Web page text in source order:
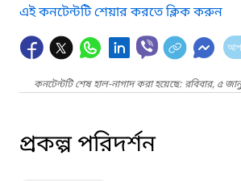
এই কনটেন্টটি শেয়ার করতে ক্লিক করুন
কনটেন্টটি শেষ হাল-নাগাদ করা হয়েছে: রবিবার, ৫
প্রকল্প পরিদর্শন